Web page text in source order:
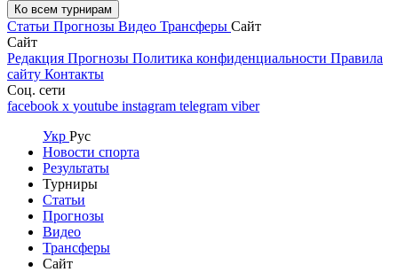
Ко всем турнирам
Статьи Прогнозы Видео Трансферы Сайт
Сайт
Редакция Прогнозы Политика конфиденциальности Правила
сайту Контакты
Соц. сети
facebook x youtube instagram telegram viber
Укр Рус
Новости спорта
Результаты
Турниры
Статьи
Прогнозы
Видео
Трансферы
Сайт